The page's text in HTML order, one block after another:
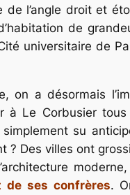
l’angle droit et
de
universitaire de
on a désormais
à Le Corbusier
su
? Des villes ont
ses confrères.